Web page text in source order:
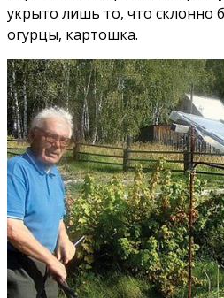
укрыто лишь то, что склонно
огурцы, картошка.